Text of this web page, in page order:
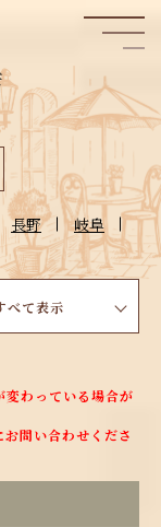
up
ンナップ
動画・PR
長野
岐阜
わっている場合が
問い合わせくださ
べて表示